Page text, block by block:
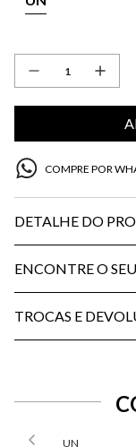
COMPRE POR
DETALHE DO
ENCONTRE O
TROCAS E
UN